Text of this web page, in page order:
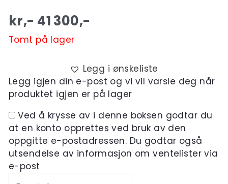
kr,- 41 300,-
Tomt på lager
Legg i ønskeliste
Legg igjen din e-post og vi vil varsle deg når
produktet igjen er på lager
Ved å krysse av i denne boksen godtar du
at en konto opprettes ved bruk av den
oppgitte e-postadressen. Du godtar også
utsendelse av informasjon om ventelister via
e-post